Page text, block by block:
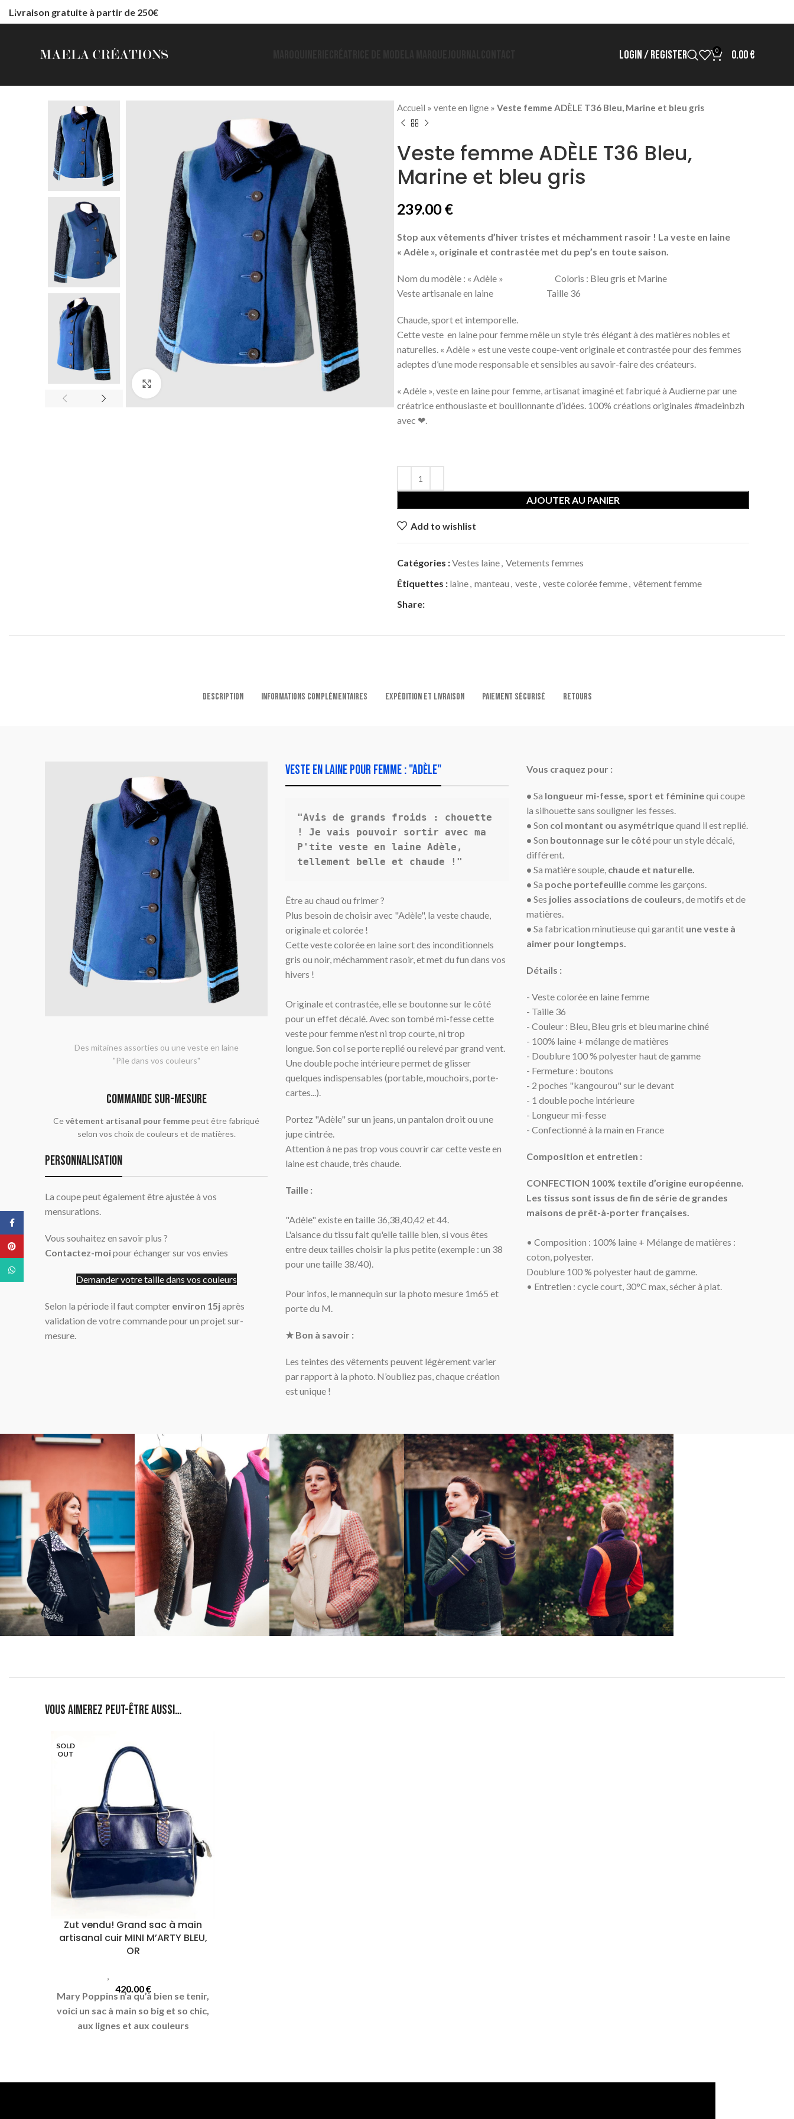
LOGIN / REGISTER 0 0.00€
Accueil » vente en ligne » Veste femme ADÈLE T36 Bleu, Marine et bleu gris
Veste femme ADÈLE T36 Bleu,
Marine et bleu gris
239.00€
Stop aux vêtements d’hiver tristes et méchamment rasoir ! La veste en laine
« Adèle », originale et contrastée met du pep’s en toute saison.
Nom du modèle : « Adèle » Coloris : Bleu gris et Marine
Veste artisanale en laine Taille 36
Chaude, sport et intemporelle.
Cette veste en laine pour femme mêle un style très élégant à des matières nobles et
naturelles. « Adèle » est une veste coupe-vent originale et contrastée pour des femmes
adeptes d’une mode responsable et sensibles au savoir-faire des créateurs.
« Adèle », veste en laine pour femme, artisanat imaginé et fabriqué à Audierne par une
créatrice enthousiaste et bouillonnante d’idées. 100% créations originales #madeinbzh
avec ❤.
AJOUTER AU PANIER
Add to wishlist
Catégories :Vestes laine, Vetements femmes
Étiquettes : laine, manteau , veste, veste colorée femme, vêtement femme
Share:
DESCRIPTION INFORMATIONS COMPLÉMENTAIRES EXPÉDITION ET LIVRAISON PAIEMENT SÉCURISÉ RETOURS
Des mitaines assorties ou une veste en laine
"Pile dans vos couleurs"
commande sur-mesure
Cevêtement artisanal pour femmepeut être fabriqué
selon vos choix de couleurs et de matières.
Personnalisation
La coupe peut également être ajustée à vos
mensurations.
Vous souhaitez en savoir plus ?
Contactez-moipour échanger sur vos envies
Demander votre taille dans vos couleurs
Selon la période il faut compter environ 15japrès
validation de votre commande pour un projet sur-
mesure.
Veste en laine pour femme : "adèle"
"Avis de grands froids : chouette
! Je vais pouvoir sortir avec ma
P'tite veste en laine Adèle,
tellement belle et chaude !"
Être au chaud ou frimer ?
Plus besoin de choisir avec "Adèle", la veste chaude,
originale et colorée !
Cette veste colorée en laine sort des inconditionnels
gris ou noir, méchamment rasoir, etmet du fun dans vos
hivers !
Originale et contrastée, elle se boutonne sur le côté
pour un effet décalé.Avec son tombé mi-fesse cette
veste pour femme n'est ni trop courte, ni trop
longue.Son col se portereplié ourelevé par grand vent.
Une double poche intérieure permet de glisser
quelques indispensables (portable, mouchoirs, porte-
cartes...).
Portez "Adèle" sur un jeans, un pantalon droit ou une
jupe cintrée.
Attention à ne pas trop vous couvrir car cette veste en
laine est chaude, très chaude.
Taille :
"Adèle" existe en taille 36,38,40,42 et 44.
L'aisance du tissu fait qu'elle taille bien, si vous êtes
entre deux tailles choisir la plus petite (exemple : un 38
pour une taille 38/40).
Pour infos, le mannequin sur la photo mesure 1m65 et
porte du M.
★ Bon à savoir :
Les teintes des vêtements peuvent légèrement varier
par rapport à la photo. N’oubliez pas, chaque création
est unique !
Vous craquez pour :
• Sa longueur mi-fesse, sport et fémininequi coupe
la silhouette sans souligner les fesses.
• Son col montant ou asymétriquequand il est replié.
• Son boutonnage sur le côtépour un style décalé,
différent.
• Sa matière souple, chaude et naturelle.
• Sa poche portefeuillecomme les garçons.
• Ses jolies associations de couleurs, de motifs et de
matières.
• Sa fabrication minutieuse qui garantit une veste à
aimer pour longtemps.
Détails :
- Veste colorée en laine femme
- Taille 36
- Couleur : Bleu, Bleu gris et bleu marine chiné
- 100% laine + mélange de matières
- Doublure 100 % polyester haut de gamme
- Fermeture : boutons
- 2 poches "kangourou" sur le devant
- 1 double poche intérieure
- Longueur mi-fesse
- Confectionné à la main en France
Composition et entretien :
CONFECTION 100% textile d’origine européenne.
Les tissus sont issus de fin de série de grandes
maisons de prêt-à-porter françaises.
• Composition : 100% laine + Mélange de matières :
coton, polyester.
Doublure 100 % polyester haut de gamme.
• Entretien : cycle court, 30°C max, sécher à plat.
Vous aimerez peut-être aussi…
SOLD
OUT
Zut vendu! Grand sac à main
artisanal cuir MINI M’ARTY BLEU,
OR
,
420.00€
Mary Poppins n’a qu’à bien se tenir,
voici un sac à main so big et so chic,
aux lignes et aux couleurs
en cuir
Livraison gratuite à partir de 250€